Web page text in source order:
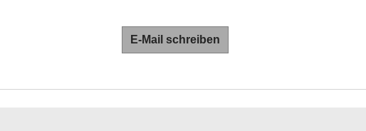
E-Mail schreiben